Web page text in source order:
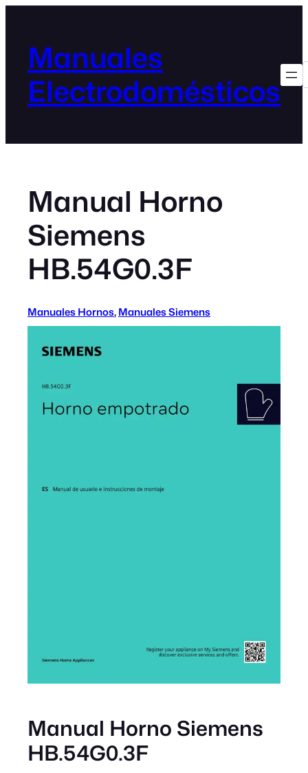
Manuales
Electrodomésticos
Manual Horno
Siemens
HB.54G0.3F
Manuales Hornos, Manuales Siemens
Manual Horno Siemens
HB.54G0.3F